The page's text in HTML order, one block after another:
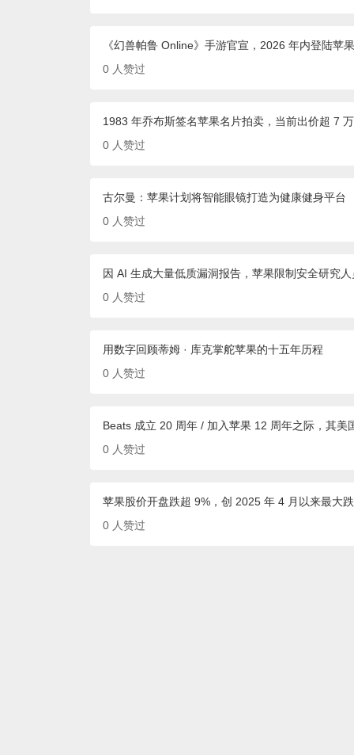
《幻兽帕鲁 Online》手游官宣，2026 年内登陆苹
0 人赞过
1983 年乔布斯签名苹果名片拍卖，当前出价超 7
0 人赞过
古尔曼：苹果计划将智能眼镜打造为健康健身平台
0 人赞过
因 AI 生成大量低质漏洞报告，苹果限制安全研究
0 人赞过
用数字回顾蒂姆 · 库克掌舵苹果的十五年历程
0 人赞过
Beats 成立 20 周年 / 加入苹果 12 周年之际，其美
0 人赞过
苹果股价开盘跌超 9%，创 2025 年 4 月以来最大
0 人赞过